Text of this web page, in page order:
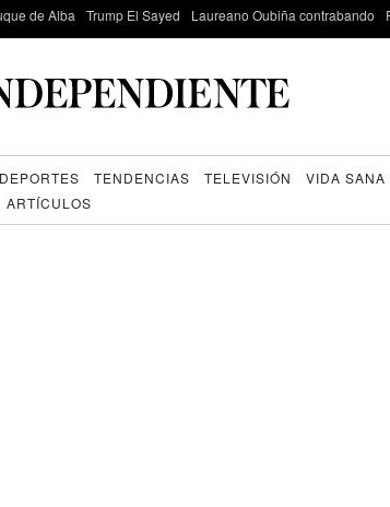
de Alba Trump El Sayed Laureano Oubiña contrabando
DEPORTES TENDENCIAS TELEVISIÓN VIDA SANA
ARTÍCULOS